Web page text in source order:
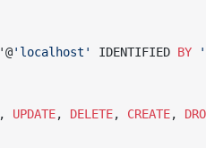
'@'localhost' IDENTIFIED BY
, UPDATE, DELETE, CREATE,